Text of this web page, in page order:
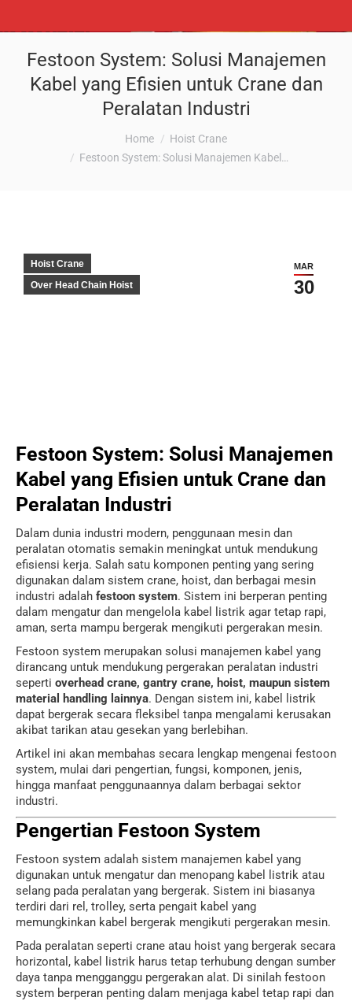
Festoon System: Solusi Manajemen
Kabel yang Efisien untuk Crane dan
Peralatan Industri
Home
Hoist Crane
Festoon System: Solusi Manajemen Kabel…
MAR
30
Hoist Crane
Over Head Chain Hoist
Festoon System: Solusi Manajemen
Kabel yang Efisien untuk Crane dan
Peralatan Industri
Dalam dunia industri modern, penggunaan mesin dan
peralatan otomatis semakin meningkat untuk mendukung
efisiensi kerja. Salah satu komponen penting yang sering
digunakan dalam sistem crane, hoist, dan berbagai mesin
industri adalah festoon system. Sistem ini berperan penting
dalam mengatur dan mengelola kabel listrik agar tetap rapi,
aman, serta mampu bergerak mengikuti pergerakan mesin.
Festoon system merupakan solusi manajemen kabel yang
dirancang untuk mendukung pergerakan peralatan industri
seperti overhead crane, gantry crane, hoist, maupun sistem
material handling lainnya. Dengan sistem ini, kabel listrik
dapat bergerak secara fleksibel tanpa mengalami kerusakan
akibat tarikan atau gesekan yang berlebihan.
Artikel ini akan membahas secara lengkap mengenai festoon
system, mulai dari pengertian, fungsi, komponen, jenis,
hingga manfaat penggunaannya dalam berbagai sektor
industri.
Pengertian Festoon System
Festoon system adalah sistem manajemen kabel yang
digunakan untuk mengatur dan menopang kabel listrik atau
selang pada peralatan yang bergerak. Sistem ini biasanya
terdiri dari rel, trolley, serta pengait kabel yang
memungkinkan kabel bergerak mengikuti pergerakan mesin.
Pada peralatan seperti crane atau hoist yang bergerak secara
horizontal, kabel listrik harus tetap terhubung dengan sumber
daya tanpa mengganggu pergerakan alat. Di sinilah festoon
system berperan penting dalam menjaga kabel tetap rapi dan